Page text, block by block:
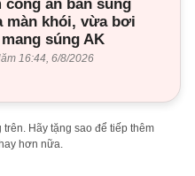
công an bắn súng
màn khói, vừa bơi
súng AK
16:44, 6/8/2026
Hãy tặng sao để tiếp thêm
hơn nữa.